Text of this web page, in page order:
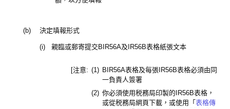
(b) 決定填報形式
(i) 親臨或郵寄提交BIR56A及IR56B表格紙張文本
[注意: (1) BIR56A表格及每張IR56B表格必須由同
一負責人簽署
(2) 你必須使用税務局印製的IR56B表格，
或從税務局網頁下載，或使用「表格傳